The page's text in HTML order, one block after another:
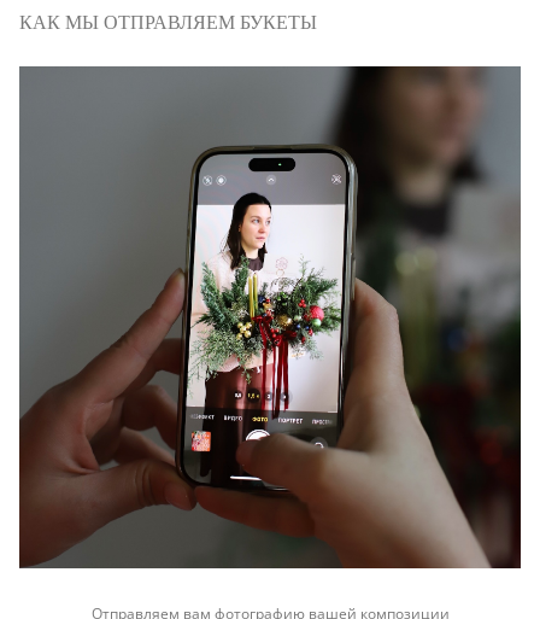
КАК МЫ ОТПРАВЛЯЕМ БУКЕТЫ
Отправляем вам фотографию вашей композиции